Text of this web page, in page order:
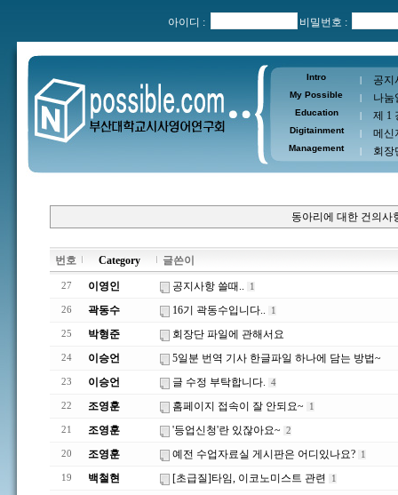
아이디 : 비밀번호 :
Intro | 공지
My Possible | 나눔
Education | 제 1
Digitainment | 메신
Management | 회장
동아리에 대한 건의사
번호 Category 글쓴이
27 이영인 공지사항 쓸때.. 1
26 곽동수 16기 곽동수입니다.. 1
25 박형준 회장단 파일에 관해서요
24 이승언 5일분 번역 기사 한글파일 하나에 담는 방법~
23 이승언 글 수정 부탁합니다. 4
22 조영훈 홈페이지 접속이 잘 안되요~ 1
21 조영훈 '등업신청'란 있잖아요~ 2
20 조영훈 예전 수업자료실 게시판은 어디있나요? 1
19 백철현 [초급질]타임, 이코노미스트 관련 1